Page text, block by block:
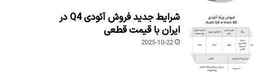
شرایط جدید فروش آئودی Q4 در
ایران با قیمت قطعی
2025-10-22